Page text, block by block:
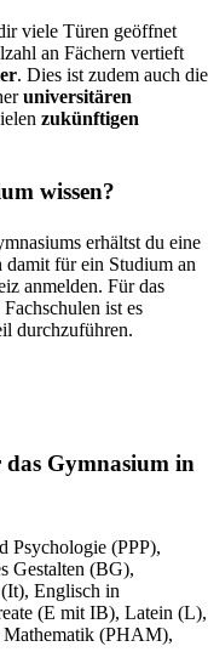
viele Türen geöffnet
an Fächern vertieft
. Dies ist zudem auch die
universitären
zukünftigen
wissen?
erhältst du eine
damit für ein Studium an
anmelden. Für das
ist es
durchzuführen.
Gymnasium in
Psychologie (PPP),
Gestalten (BG),
Englisch in
(E mit IB), Latein (L),
(PHAM),